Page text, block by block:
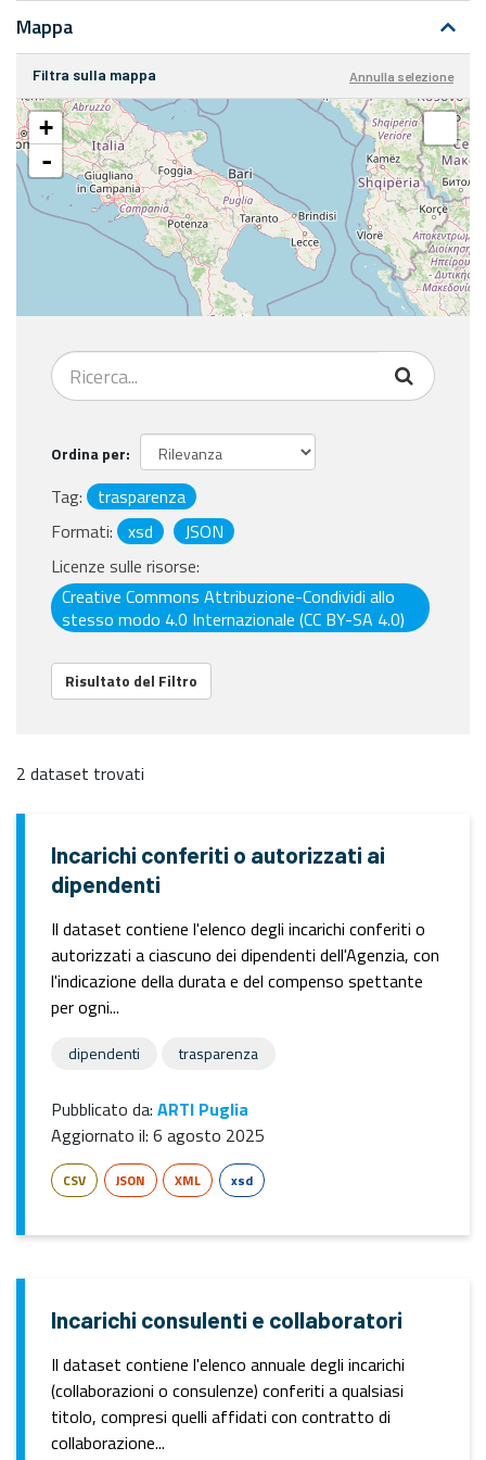
Mappa
Filtra sulla mappa Annulla selezione
+
-
Ordina per
Tag:
trasparenza
Formati:
xsd
JSON
Licenze sulle risorse:
Creative Commons Attribuzione-Condividi allo
stesso modo 4.0 Internazionale (CC BY-SA 4.0)
Risultato del Filtro
2 dataset trovati
Incarichi conferiti o autorizzati ai
dipendenti
Il dataset contiene l'elenco degli incarichi conferiti o
autorizzati a ciascuno dei dipendenti dell'Agenzia, con
l'indicazione della durata e del compenso spettante
per ogni...
dipendenti trasparenza
Pubblicato da: ARTI Puglia
Aggiornato il: 6 agosto 2025
CSV JSON XML xsd
Incarichi consulenti e collaboratori
Il dataset contiene l'elenco annuale degli incarichi
(collaborazioni o consulenze) conferiti a qualsiasi
titolo, compresi quelli affidati con contratto di
collaborazione...